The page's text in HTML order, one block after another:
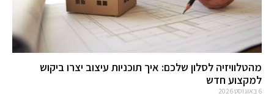
מהטלוויזיה לסלון שלכם: איך תוכניות עיצוב יצרו ביקוש
למקצוע חדש
6 באוגוסט 2026